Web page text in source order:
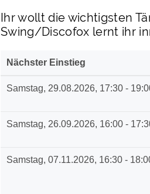
Ihr wollt die wichtigsten
Swing/Discofox lernt ihr